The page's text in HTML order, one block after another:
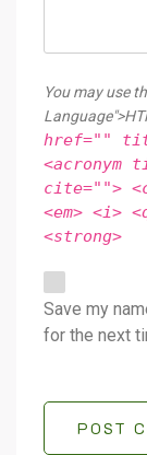
You may use
href=""
<acronym
cite="">
<em> <i>
<strong>
Save my
for the next
POST